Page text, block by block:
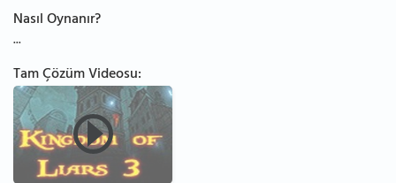
Nasıl Oynanır?
...
Tam Çözüm Videosu: